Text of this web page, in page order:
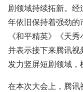
剧领域持续拓新。
年依旧保持着强劲
《和平精英》《天
并表示接下来腾讯视
发力竖屏短剧领域，
在本次大会上，腾